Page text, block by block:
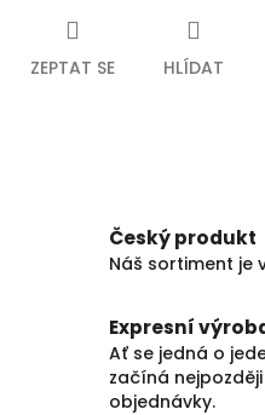
ZEPTAT SE HLÍDAT
Český produkt
Náš sortiment je
Expresní
Ať se jedná o
začíná
objednávky.